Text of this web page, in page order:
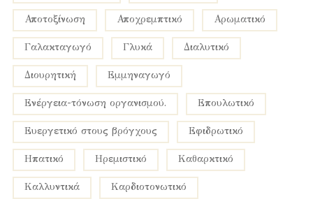
αποτοξίνωση αποχρεμπτικό αρωματικό
γαλακταγωγό γλυκά διαλυτικό
διουρητική εμμηναγωγό
ενέργεια-τόνωση οργανισμού. επουλωτικό
ευεργετικό στους βρόγχους εφιδρωτικό
ηπατικό ηρεμιστικό καθαρκτικό
καλλυντικά καρδιοτονωτικό